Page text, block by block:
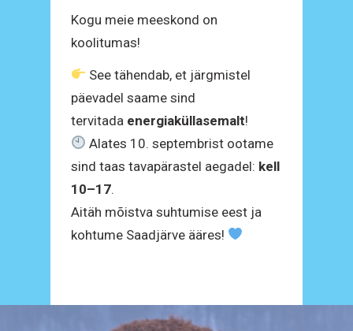
Kogu meie meeskond on
koolitumas!
See tähendab, et järgmistel
päevadel saame sind
tervitada energiaküllasemalt!
Alates 10. septembrist ootame
sind taas tavapärastel aegadel: kell
10–17.
Aitäh mõistva suhtumise eest ja
kohtume Saadjärve ääres!